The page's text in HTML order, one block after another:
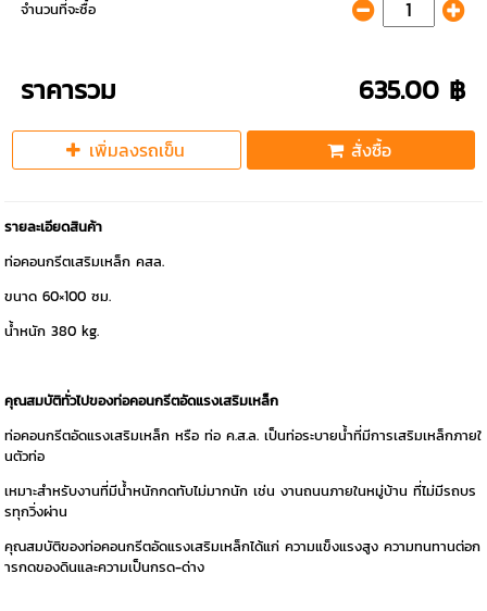
จำนวนที่จะซื้อ
ราคารวม 635.00 ฿
เพิ่มลงรถเข็น สั่งซื้อ
รายละเอียดสินค้า
ท่อคอนกรีตเสริมเหล็ก คสล.
ขนาด 60×100 ซม.
น้ำหนัก 380 kg.
คุณสมบัติทั่วไปของท่อคอนกรีตอัดแรงเสริมเหล็ก
ท่อคอนกรีตอัดแรงเสริมเหล็ก หรือ ท่อ ค.ส.ล. เป็นท่อระบายน้ำที่มีการเสริมเหล็กภายใ
นตัวท่อ
เหมาะสำหรับงานที่มีน้ำหนักกดทับไม่มากนัก เช่น งานถนนภายในหมู่บ้าน ที่ไม่มีรถบร
รทุกวิ่งผ่าน
คุณสมบัติของท่อคอนกรีตอัดแรงเสริมเหล็กได้แก่ ความแข็งแรงสูง ความทนทานต่อก
ารกดของดินและความเป็นกรด-ด่าง